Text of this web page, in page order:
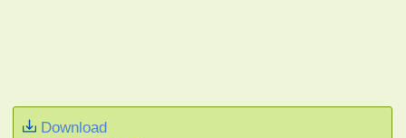
Download